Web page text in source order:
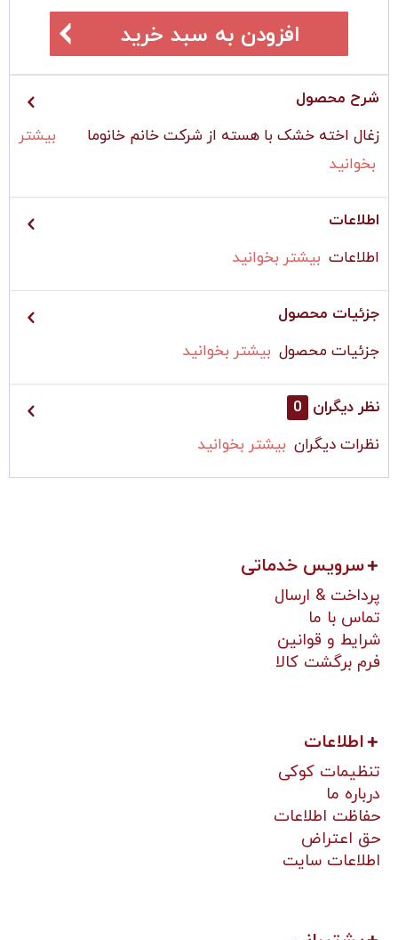
افزودن به سبد خرید
شرح محصول
زغال اخته خشک با هسته از شرکت خانم خانوما بیشتر
بخوانید
اطلاعات
اطلاعات بیشتر بخوانید
جزئیات محصول
جزئیات محصول بیشتر بخوانید
نظر دیگران 0
نظرات دیگران بیشتر بخوانید
سرویس خدماتی
پرداخت & ارسال
تماس با ما
شرایط و قوانین
فرم برگشت کالا
اطلاعات
تنظیمات کوکی
درباره ما
حفاظت اطلاعات
حق اعتراض
اطلاعات سایت